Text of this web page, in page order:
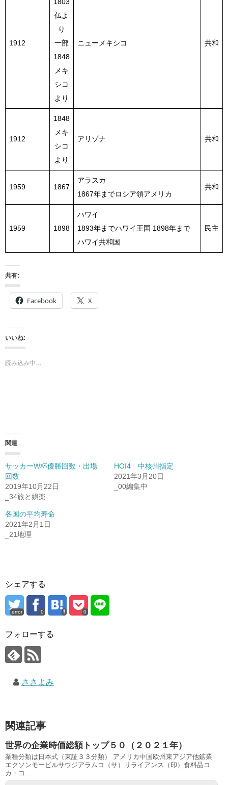
1912
1803
仏よ
り
一部
1848
メキ
シコ
より
ニューメキシコ 共和
1912
1848
メキ
シコ
より
アリゾナ 共和
1959 1867
アラスカ
1867年までロシア領アメリカ
共和
1959 1898
ハワイ
1893年までハワイ王国 1898年まで
ハワイ共和国
民主
共有:
Facebook X
いいね:
読み込み中…
関連
サッカーW杯優勝回数・出場
回数
2019年10月22日
_34旅と娯楽
HOI4 中核州指定
2021年3月20日
_00編集中
各国の平均寿命
2021年2月1日
_21地理
シェアする
error 0 0
フォローする
ささよみ
関連記事
世界の企業時価総額トップ５０（２０２１年）
業種分類は日本式（東証３３分類） アメリカ中国欧州東アジア他鉱業
エクソンモービルサウジアラムコ（サ）リライアンス（印）食料品コ
カ・コ...